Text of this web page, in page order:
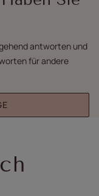
antworten und
für andere